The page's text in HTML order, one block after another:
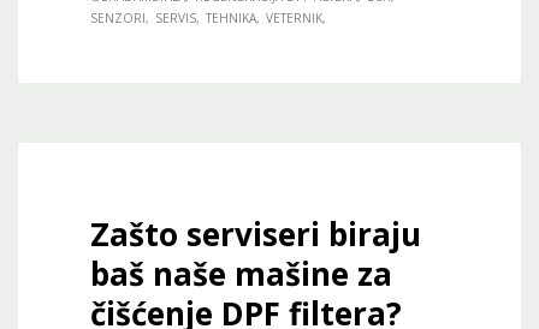
SENZORI
SERVIS TEHNIKA VETERNIK
Zašto serviseri biraju
baš naše mašine za
čišćenje DPF filtera?